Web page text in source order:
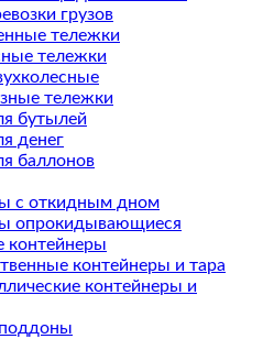
грузов
тележки
тележки
тележки
бутылей
денег
баллонов
с откидным дном
опрокидывающиеся
контейнеры
контейнеры и тара
контейнеры и